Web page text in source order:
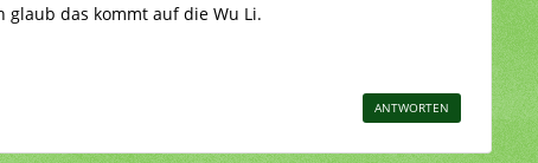
das kommt auf die Wu Li.
ANTWORTEN